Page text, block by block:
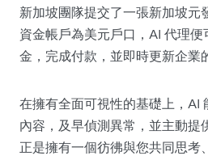
新加坡團隊提交了一張新加坡元
資金帳戶為美元戶口，AI 代理
金，完成付款，並即時更新企業
在擁有全面可視性的基礎上，AI
內容，及早偵測異常，並主動提
正是擁有一個彷彿與您共同思考